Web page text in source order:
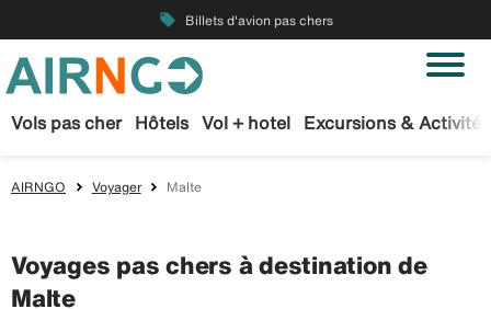
local_offer Billets d'avion pas chers
Vols pas cher Hôtels Vol + hotel Excursions & Activités
AIRNGO Voyager Malte
Voyages pas chers à destination de
Malte